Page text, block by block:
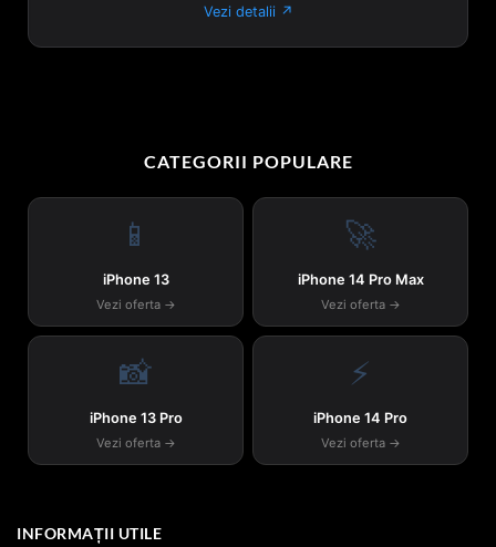
Vezi detalii ↗
CATEGORII POPULARE
📱
iPhone 13
Vezi oferta →
🚀
iPhone 14 Pro Max
Vezi oferta →
📸
iPhone 13 Pro
Vezi oferta →
⚡
iPhone 14 Pro
Vezi oferta →
INFORMAȚII UTILE